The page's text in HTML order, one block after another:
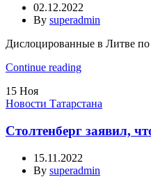
02.12.2022
By superadmin
Дислоцированные в Литве по
Continue reading
15 Ноя
Новости Татарстана
Столтенберг заявил,
15.11.2022
By superadmin